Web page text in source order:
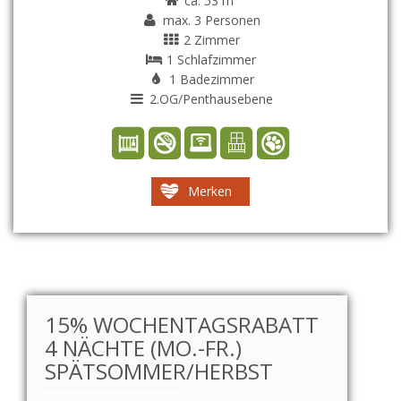
max. 3 Personen
2 Zimmer
1 Schlafzimmer
1 Badezimmer
2.OG/Penthausebene
Merken
15% WOCHENTAGSRABATT
4 NÄCHTE (MO.-FR.)
SPÄTSOMMER/HERBST